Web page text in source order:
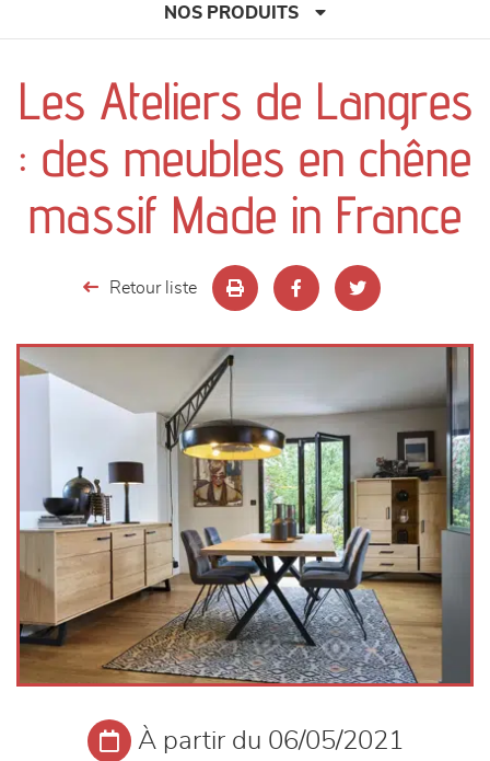
NOS PRODUITS
canapés et fauteuils
séjours
chambres et dressing
literie
Les Ateliers de Langres
: des meubles en chêne
massif Made in France
Retour liste
À partir du 06/05/2021